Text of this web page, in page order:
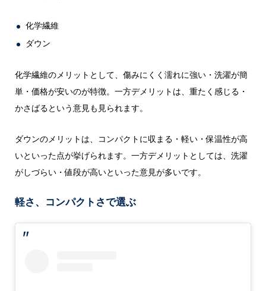
化学繊維
ダウン
化学繊維のメリットとして、傷みにくく濡れに強い・洗濯が簡
単・価格が安いのが特徴。一方デメリットは、重たく感じる・
かさばるという意見も見られます。
ダウンのメリットは、コンパクトに収まる・軽い・保温性が高
いといった点が挙げられます。一方デメリットとしては、洗濯
がしづらい・値段が高いといった意見が多いです。
軽さ、コンパクトさで選ぶ